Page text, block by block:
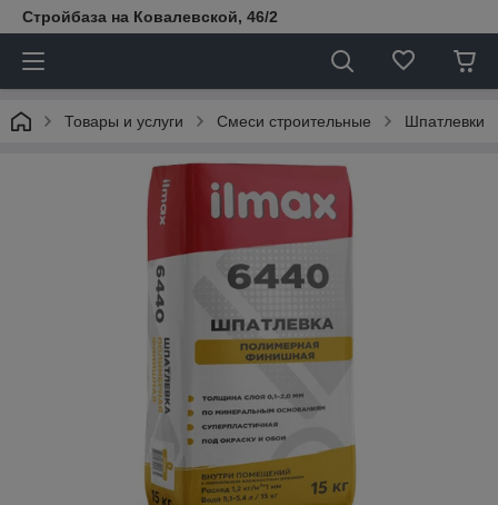
Стройбаза на Ковалевской, 46/2
Товары и услуги Смеси строительные Шпатлевки